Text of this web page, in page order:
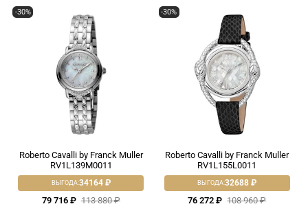
-30%
Roberto Cavalli by Franck Muller
RV1L139M0011
79 716 ₽ 113 880 ₽
ВЫГОДА:34164 ₽
-30%
Roberto Cavalli by Franck Muller
RV1L155L0011
76 272 ₽ 108 960 ₽
ВЫГОДА:32688 ₽